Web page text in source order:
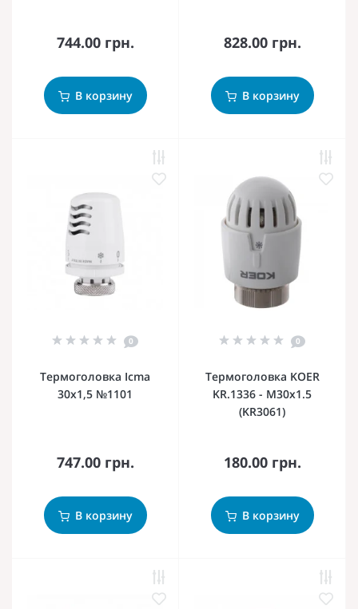
744.00 грн.
В корзину
828.00 грн.
В корзину
0
Термоголовка Icma
30х1,5 №1101
747.00 грн.
В корзину
0
Термоголовка KOER
KR.1336 - M30x1.5
(KR3061)
180.00 грн.
В корзину